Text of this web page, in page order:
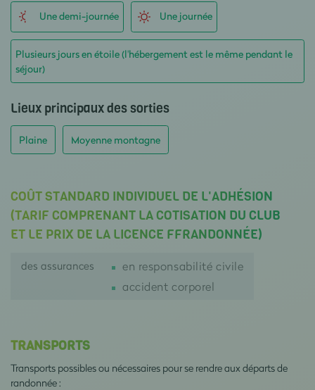
Une demi-journée Une journée
Plusieurs jours en étoile (l'hébergement est le même pendant le
séjour)
Lieux principaux des sorties
Plaine Moyenne montagne
COÛT STANDARD INDIVIDUEL DE L'ADHÉSION
(TARIF COMPRENANT LA COTISATION DU CLUB
ET LE PRIX DE LA LICENCE FFRANDONNÉE)
des assurances
en responsabilité civile
accident corporel
TRANSPORTS
Transports possibles ou nécessaires pour se rendre aux départs de
randonnée :